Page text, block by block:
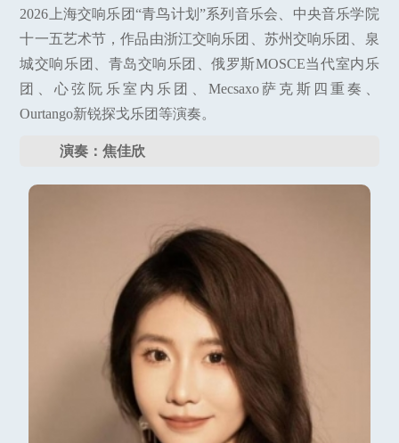
2026上海交响乐团“青鸟计划”系列音乐会、中央音乐学院
十一五艺术节，作品由浙江交响乐团、苏州交响乐团、泉
城交响乐团、青岛交响乐团、俄罗斯MOSCE当代室内乐
团、心弦阮乐室内乐团、Mecsaxo萨克斯四重奏、
Ourtango新锐探戈乐团等演奏。
演奏：焦佳欣